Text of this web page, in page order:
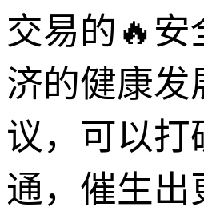
交易的🔥
济的健康发
议，可以打
通，催生出